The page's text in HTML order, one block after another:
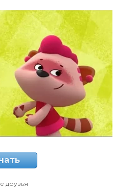
друзья